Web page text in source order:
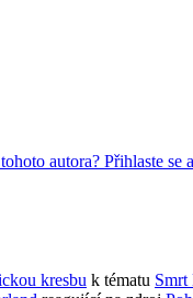
autora? Přihlaste se
kresbu k tématu